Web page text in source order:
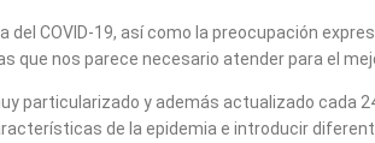
COVID-19, así como la preocupación
que nos parece necesario atender para el
particularizado y además actualizado cada
de la epidemia e introducir